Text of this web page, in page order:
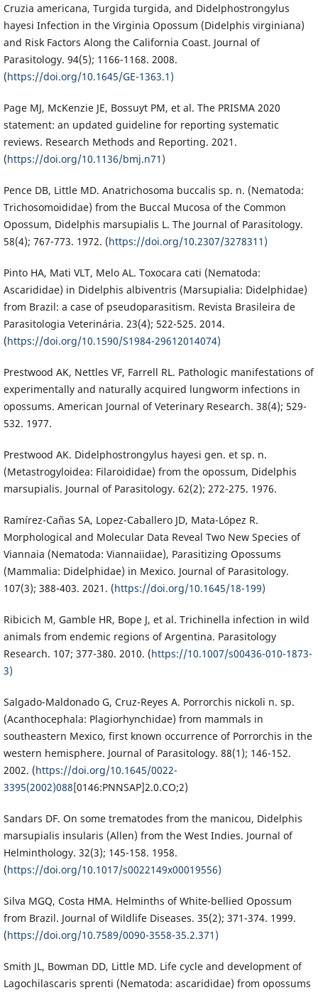
Cruzia americana, Turgida turgida, and Didelphostrongylus
hayesi Infection in the Virginia Opossum (Didelphis virginiana)
and Risk Factors Along the California Coast. Journal of
Parasitology. 94(5); 1166-1168. 2008.
(https://doi.org/10.1645/GE-1363.1)
Page MJ, McKenzie JE, Bossuyt PM, et al. The PRISMA 2020
statement: an updated guideline for reporting systematic
reviews. Research Methods and Reporting. 2021.
(https://doi.org/10.1136/bmj.n71)
Pence DB, Little MD. Anatrichosoma buccalis sp. n. (Nematoda:
Trichosomoididae) from the Buccal Mucosa of the Common
Opossum, Didelphis marsupialis L. The Journal of Parasitology.
58(4); 767-773. 1972. (https://doi.org/10.2307/3278311)
Pinto HA, Mati VLT, Melo AL. Toxocara cati (Nematoda:
Ascarididae) in Didelphis albiventris (Marsupialia: Didelphidae)
from Brazil: a case of pseudoparasitism. Revista Brasileira de
Parasitologia Veterinária. 23(4); 522-525. 2014.
(https://doi.org/10.1590/S1984-29612014074)
Prestwood AK, Nettles VF, Farrell RL. Pathologic manifestations of
experimentally and naturally acquired lungworm infections in
opossums. American Journal of Veterinary Research. 38(4); 529-
532. 1977.
Prestwood AK. Didelphostrongylus hayesi gen. et sp. n.
(Metastrogyloidea: Filaroididae) from the opossum, Didelphis
marsupialis. Journal of Parasitology. 62(2); 272-275. 1976.
Ramírez-Cañas SA, Lopez-Caballero JD, Mata-López R.
Morphological and Molecular Data Reveal Two New Species of
Viannaia (Nematoda: Viannaiidae), Parasitizing Opossums
(Mammalia: Didelphidae) in Mexico. Journal of Parasitology.
107(3); 388-403. 2021. (https://doi.org/10.1645/18-199)
Ribicich M, Gamble HR, Bope J, et al. Trichinella infection in wild
animals from endemic regions of Argentina. Parasitology
Research. 107; 377-380. 2010. (https://10.1007/s00436-010-1873-
3)
Salgado-Maldonado G, Cruz-Reyes A. Porrorchis nickoli n. sp.
(Acanthocephala: Plagiorhynchidae) from mammals in
southeastern Mexico, first known occurrence of Porrorchis in the
western hemisphere. Journal of Parasitology. 88(1); 146-152.
2002. (https://doi.org/10.1645/0022-
3395(2002)088[0146:PNNSAP]2.0.CO;2)
Sandars DF. On some trematodes from the manicou, Didelphis
marsupialis insularis (Allen) from the West Indies. Journal of
Helminthology. 32(3); 145-158. 1958.
(https://doi.org/10.1017/s0022149x00019556)
Silva MGQ, Costa HMA. Helminths of White-bellied Opossum
from Brazil. Journal of Wildlife Diseases. 35(2); 371-374. 1999.
(https://doi.org/10.7589/0090-3558-35.2.371)
Smith JL, Bowman DD, Little MD. Life cycle and development of
Lagochilascaris sprenti (Nematoda: ascarididae) from opossums